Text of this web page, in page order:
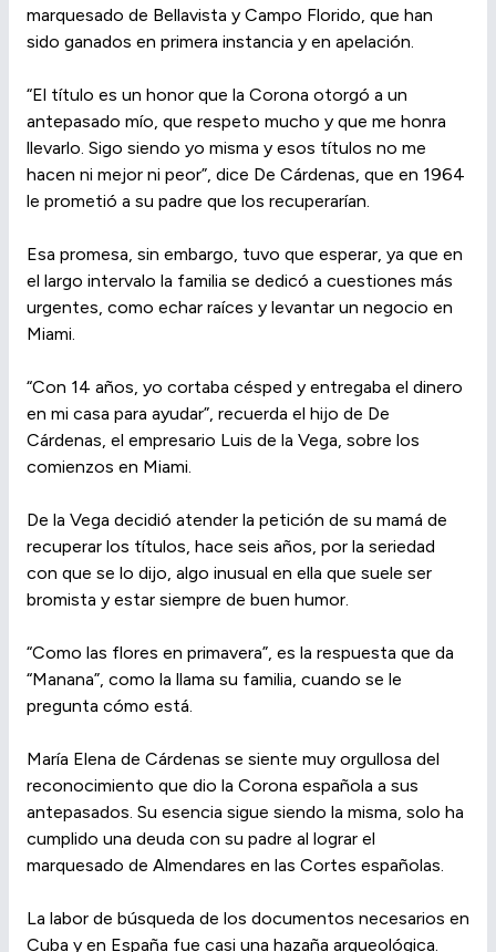
marquesado de Bellavista y Campo Florido, que han
sido ganados en primera instancia y en apelación.
“El título es un honor que la Corona otorgó a un
antepasado mío, que respeto mucho y que me honra
llevarlo. Sigo siendo yo misma y esos títulos no me
hacen ni mejor ni peor”, dice De Cárdenas, que en 1964
le prometió a su padre que los recuperarían.
Esa promesa, sin embargo, tuvo que esperar, ya que en
el largo intervalo la familia se dedicó a cuestiones más
urgentes, como echar raíces y levantar un negocio en
Miami.
“Con 14 años, yo cortaba césped y entregaba el dinero
en mi casa para ayudar”, recuerda el hijo de De
Cárdenas, el empresario Luis de la Vega, sobre los
comienzos en Miami.
De la Vega decidió atender la petición de su mamá de
recuperar los títulos, hace seis años, por la seriedad
con que se lo dijo, algo inusual en ella que suele ser
bromista y estar siempre de buen humor.
“Como las flores en primavera”, es la respuesta que da
“Manana”, como la llama su familia, cuando se le
pregunta cómo está.
María Elena de Cárdenas se siente muy orgullosa del
reconocimiento que dio la Corona española a sus
antepasados. Su esencia sigue siendo la misma, solo ha
cumplido una deuda con su padre al lograr el
marquesado de Almendares en las Cortes españolas.
La labor de búsqueda de los documentos necesarios en
Cuba y en España fue casi una hazaña arqueológica.